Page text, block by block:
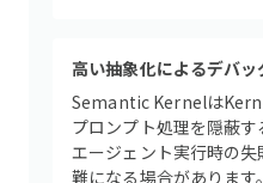
高い抽象化によるデバッ
Semantic Kernelは
プロンプト処理を隠蔽す
エージェント実行時の
難になる場合がありま